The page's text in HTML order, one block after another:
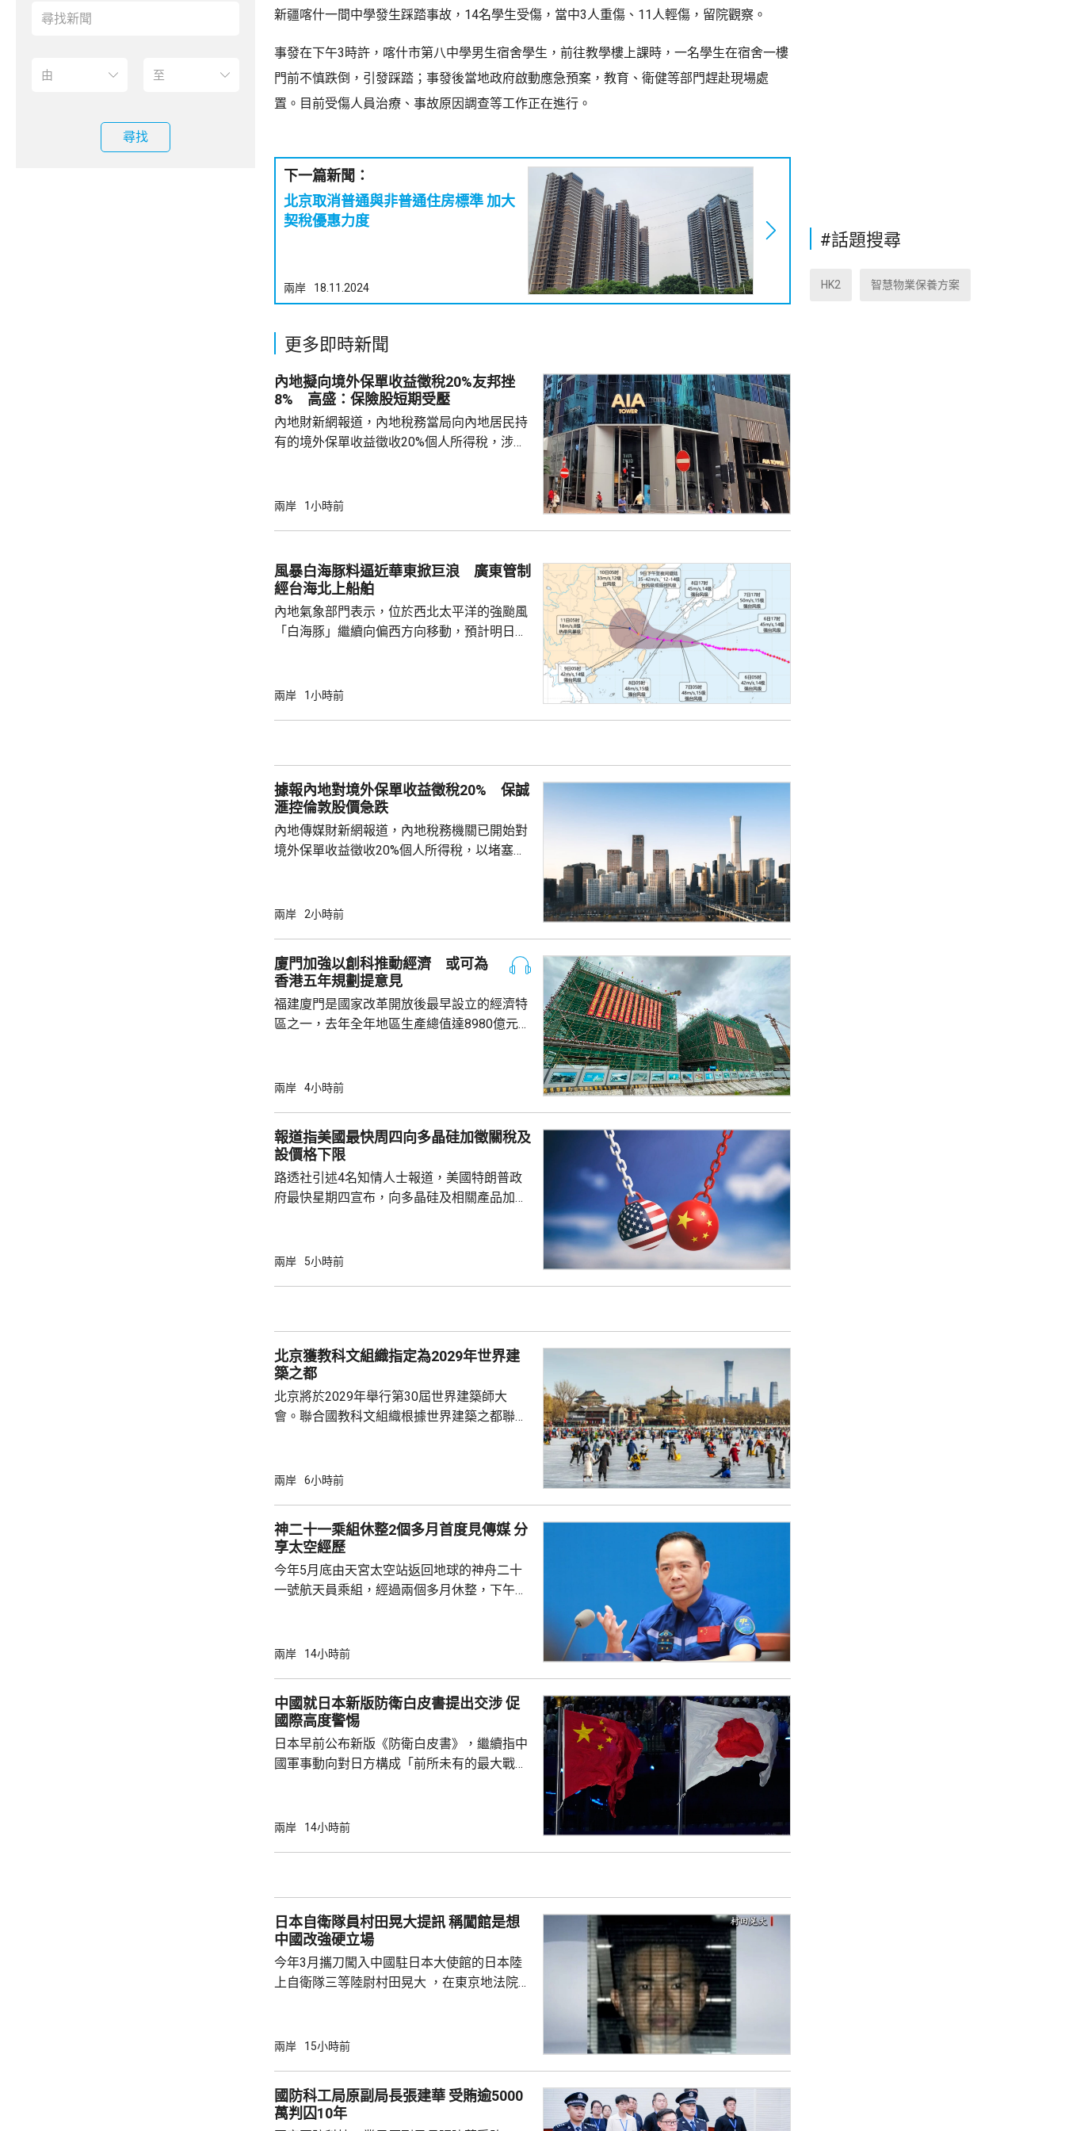
尋找
新疆喀什一間中學發生踩踏事故，14名學生受傷，當中3人重傷、11人輕傷，留院觀察。
事發在下午3時許，喀什市第八中學男生宿舍學生，前往教學樓上課時，一名學生在宿舍一樓
門前不慎跌倒，引發踩踏；事發後當地政府啟動應急預案，教育、衛健等部門趕赴現場處
置。目前受傷人員治療、事故原因調查等工作正在進行。
下一篇新聞：
北京取消普通與非普通住房標準 加大
契稅優惠力度
兩岸 18.11.2024
更多即時新聞
內地擬向境外保單收益徵稅20%友邦挫
8% 高盛：保險股短期受壓
內地財新網報道，內地稅務當局向內地居民持
有的境外保單收益徵收20%個人所得稅，涉及
施未普遍推行，具體適用範圍有待官方說明。
市跌4.7%，渣打倫敦曾跌7%，收市跌1.6%。
至於今早港股，友邦保險(01299.HK)跌逾8%，
報71...
兩岸 1小時前
風暴白海豚料逼近華東掀巨浪 廣東管制
經台海北上船舶
內地氣象部門表示，位於西北太平洋的強颱風
「白海豚」繼續向偏西方向移動，預計明日日
洋預報台發布海浪橙色警報，預料未來一日東
船舶實施交通管制，呼籲船舶選擇安全水域避
風，保障海上安全。
兩岸 1小時前
據報內地對境外保單收益徵稅20% 保誠
滙控倫敦股價急跌
內地傳媒財新網報道，內地稅務機關已開始對
境外保單收益徵收20%個人所得稅，以堵塞以
象包括分紅收益和預繳保費利息收益。報道引
稅，可能取決於地方稅務當局接觸和處理數據
的效率；若保單退出和有退出收益，而當地稅
務局又有數據處理能力，就會徵稅。 受消...
兩岸 2小時前
廈門加強以創科推動經濟 或可為
香港五年規劃提意見
福建廈門是國家改革開放後最早設立的經濟特
區之一，去年全年地區生產總值達8980億元人
創新科技引領工程，加快建設多個科學城和實
級海洋高新園區，採用「政府統籌+市場化營
運」模式，累計已完成13個項目，並有54個重
點推進項目，總...
兩岸 4小時前
報道指美國最快周四向多晶硅加徵關稅及
設價格下限
路透社引述4名知情人士報道，美國特朗普政
府最快星期四宣布，向多晶硅及相關產品加徵
太陽能板和半導體的關鍵原材料，華府的行動
兩岸 5小時前
北京獲教科文組織指定為2029年世界建
築之都
北京將於2029年舉行第30屆世界建築師大
會。聯合國教科文組織根據世界建築之都聯合
遺產，與面向未來的城市可持續發展願景，憑
向未來的發展願景，必將激發新一輪國際對
話，深入探討建築在提升人民生活質素，以及
後代守護人類共同遺產方面所發揮的...
兩岸 6小時前
神二十一乘組休整2個多月首度見傳媒 分
享太空經歷
今年5月底由天宮太空站返回地球的神舟二十
一號航天員乘組，經過兩個多月休整，下午在
個乘組在軌駐留最長時間的紀錄，其間完成3
應急體系經歷實戰考驗。無論是飛船遭受太空
碎片撞擊的處置、駐留周期動態調整、乘組換
船返回，還是應急發射組織實施，整套...
兩岸 14小時前
中國就日本新版防衛白皮書提出交涉 促
國際高度警惕
日本早前公布新版《防衛白皮書》，繼續指中
國軍事動向對日方構成「前所未有的最大戰略
脅」，妄議中國台灣事務，粗暴干涉中國內
解決台灣問題是中國人自己的事，不容日方置
喙。釣魚島及附屬島嶼自古就是中國固有領
土，...
兩岸 14小時前
日本自衛隊員村田晃大提訊 稱闖館是想
中國改強硬立場
今年3月攜刀闖入中國駐日本大使館的日本陸
上自衛隊三等陸尉村田晃大 ，在東京地法院提
中國轉變強硬的外交方針，指自己正在反省，
對於犯案動機的想法，他稱，並非可以輕易改
變，但不會再犯案。指給家人和職場造成巨大
兩岸 15小時前
國防科工局原副局長張建華 受賄逾5000
萬判囚10年
#話題搜尋
HK2 智慧物業保養方案